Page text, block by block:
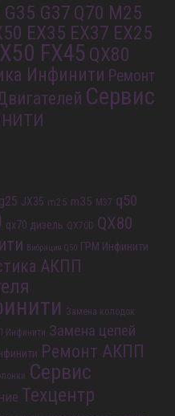
G37 Q70 M25
EX35 EX37 EX25
FX45 QX80
Инфинити Ремонт
Сервис
g25 JX35 m25 m35 M37 q50
qx70 дизель QX70D QX80
Вибрация Q50 ГРМ Инфинити
АКПП
Замена колодок
Инфинити Замена цепей
Ремонт АКПП
Сервис
Техцентр